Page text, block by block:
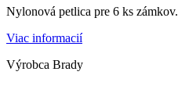
Nylonová petlica pre 6 ks zámkov.
Viac informacií
Výrobca Brady